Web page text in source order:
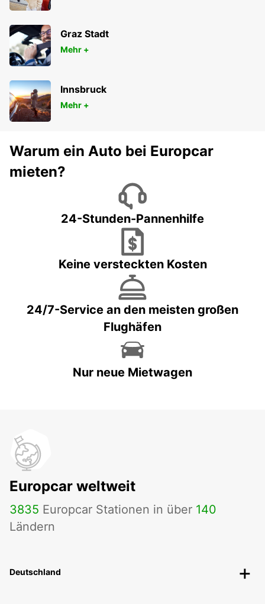
Graz Stadt
Mehr +
Innsbruck
Mehr +
Warum ein Auto bei Europcar
mieten?
24-Stunden-Pannenhilfe
Keine versteckten Kosten
24/7-Service an den meisten großen
Flughäfen
Nur neue Mietwagen
Europcar weltweit
3835 Europcar Stationen in über 140
Ländern
Deutschland